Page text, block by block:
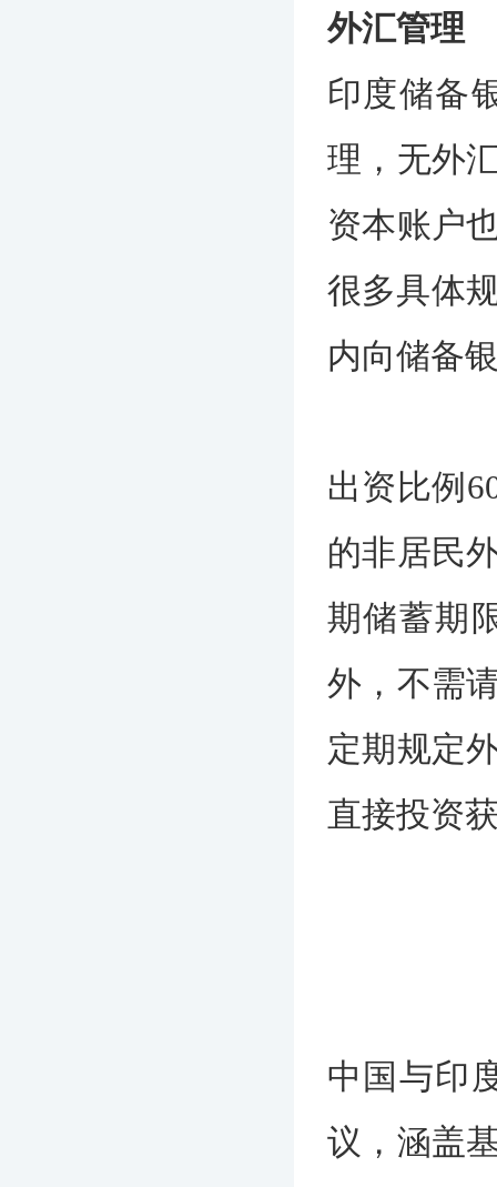
外汇管理
印度储备
理，无外
资本账户
很多具体
内向储备
出资比例
的非居民
期储蓄期
外，不需
定期规定
直接投资
中国与印
议，涵盖